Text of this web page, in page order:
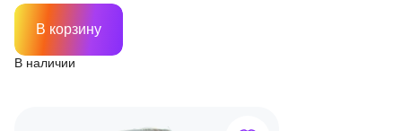
В наличии
В корзину